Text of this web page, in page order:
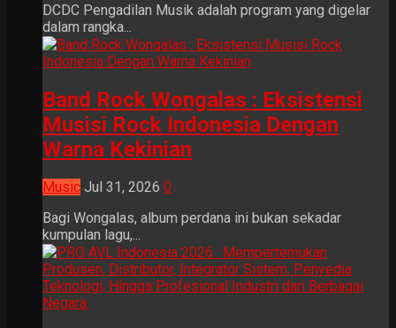
DCDC Pengadilan Musik adalah program yang digelar
dalam rangka...
Band Rock Wongalas : Eksistensi
Musisi Rock Indonesia Dengan
Warna Kekinian
Music Jul 31, 2026 0
Bagi Wongalas, album perdana ini bukan sekadar
kumpulan lagu,...